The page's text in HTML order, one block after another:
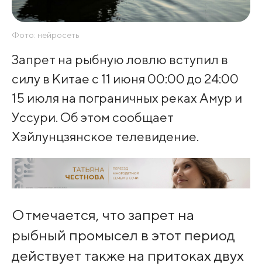
Фото: нейросеть
Запрет на рыбную ловлю вступил в
силу в Китае с 11 июня 00:00 до 24:00
15 июля на пограничных реках Амур и
Уссури. Об этом сообщает
Хэйлунцзянское телевидение.
Отмечается, что запрет на
рыбный промысел в этот период
действует также на притоках двух